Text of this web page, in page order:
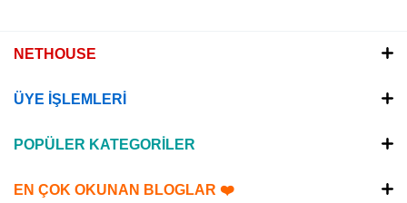
NETHOUSE
ÜYE İŞLEMLERİ
POPÜLER KATEGORİLER
EN ÇOK OKUNAN BLOGLAR ❤️